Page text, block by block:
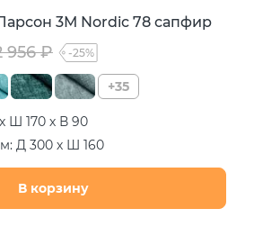
3М Nordic 78 сапфир
956 ₽ -25%
+35
Ш 170 х В 90
Д 300 х Ш 160
В корзину